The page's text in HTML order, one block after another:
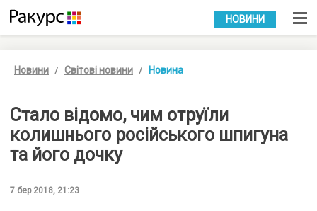
УКР РУС
НОВИНИ
Новини Світові новини Новина
Стало відомо, чим отруїли
колишнього російського шпигуна
та його дочку
7 бер 2018, 21:23